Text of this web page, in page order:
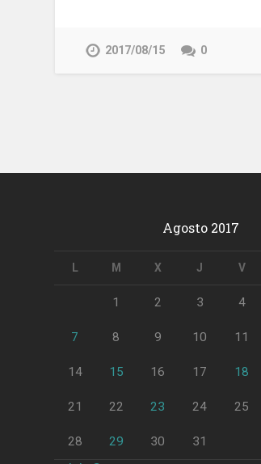
2017/08/15 0
Agosto 2017
L M X J V
1 2 3 4
7 8 9 10 11
14 15 16 17 18
21 22 23 24 25
28 29 30 31